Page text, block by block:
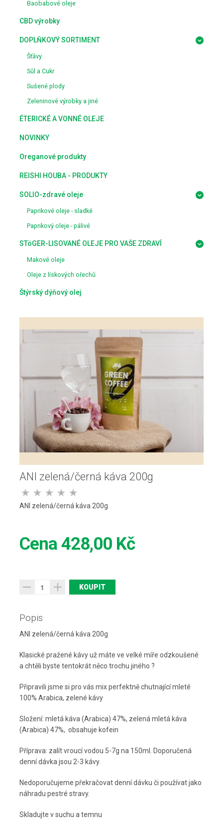
Baobabové oleje
CBD výrobky
DOPLŇKOVÝ SORTIMENT
Šťávy
Sůl a Cukr
Sušené plody
Zeleninové výrobky a jiné
ÉTERICKÉ A VONNÉ OLEJE
NOVINKY
Oreganové produkty
REISHI HOUBA - PRODUKTY
SOLIO-zdravé oleje
Paprikové oleje - sladké
Paprikový oleje - pálivé
STöGER-LISOVANÉ OLEJE PRO VAŠE ZDRAVÍ
Makové oleje
Oleje z lískových ořechů
Štýrský dýňový olej
ANI zelená/černá káva 200g
ANI zelená/černá káva 200g
Cena428,00 Kč
Popis
ANI zelená/černá káva 200g
Klasické pražené kávy už máte ve velké míře odzkoušené
a chtěli byste tentokrát něco trochu jiného ?
Připravili jsme si pro vás mix perfektně chutnající mleté
100% Arabica, zelené kávy
Složení: mletá káva (Arabica) 47%, zelená mletá káva
(Arabica) 47%, obsahuje kofein
Příprava: zalít vroucí vodou 5-7g na 150ml. Doporučená
denní dávka jsou 2-3 kávy.
Nedoporučujeme překračovat denní dávku či používat jako
náhradu pestré stravy.
Skladujte v suchu a temnu